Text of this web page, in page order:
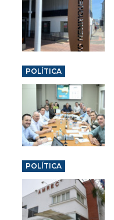
POLÍTICA
POLÍTICA